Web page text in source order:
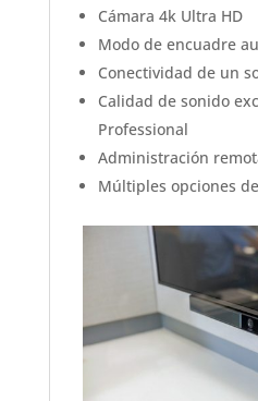
Cámara 4k Ultra HD
Modo de encuadre
Conectividad de un
Calidad de sonido
Professional
Administración
Múltiples opciones